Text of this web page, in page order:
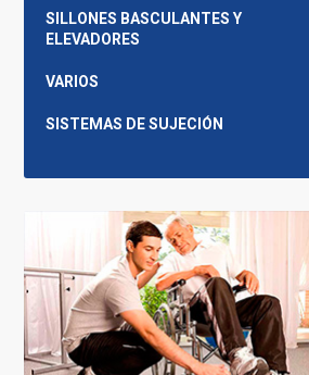
SILLONES BASCULANTES Y
ELEVADORES
VARIOS
SISTEMAS DE SUJECIÓN